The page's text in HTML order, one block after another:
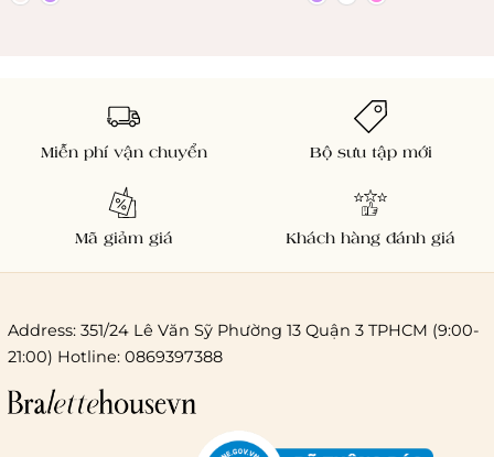
Chi phí giao hàng
Miễn phí vận chuyển Bộ sưu tập mới
Mã giảm giá Khách hàng đánh giá
Address: 351/24 Lê Văn Sỹ Phường 13 Quận 3 TPHCM (9:00-
21:00) Hotline: 0869397388